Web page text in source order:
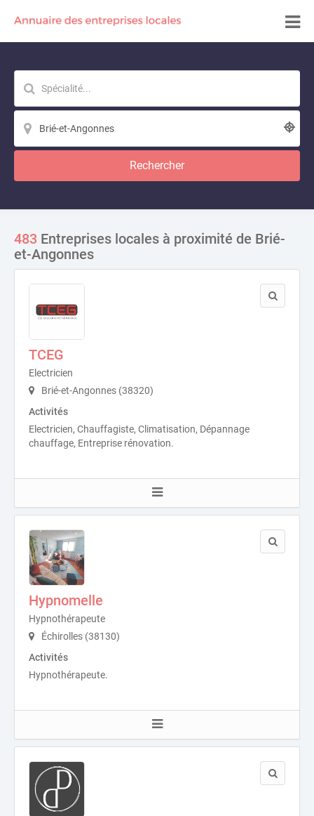
Rechercher
483 Entreprises locales à proximité de Brié-
et-Angonnes
TCEG
Electricien
Brié-et-Angonnes (38320)
Activités
Electricien, Chauffagiste, Climatisation, Dépannage
chauffage, Entreprise rénovation.
Hypnomelle
Hypnothérapeute
Échirolles (38130)
Activités
Hypnothérapeute.